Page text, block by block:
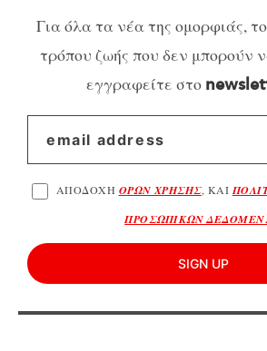
Για όλα τα νέα της ομορφιάς,
τρόπου ζωής που δεν μπορούν
εγγραφείτε στο
ΑΠΟΔΟΧΗ ΟΡΩΝ ΧΡΗΣΗΣ, ΚΑΙ
ΠΡΟΣΩΠΙΚΩΝ
SIGN UP